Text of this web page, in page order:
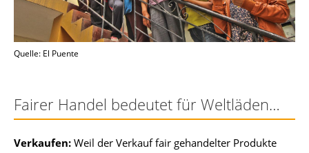
Quelle: El Puente
Fairer Handel bedeutet für Weltläden…
Verkaufen: Weil der Verkauf fair gehandelter Produkte